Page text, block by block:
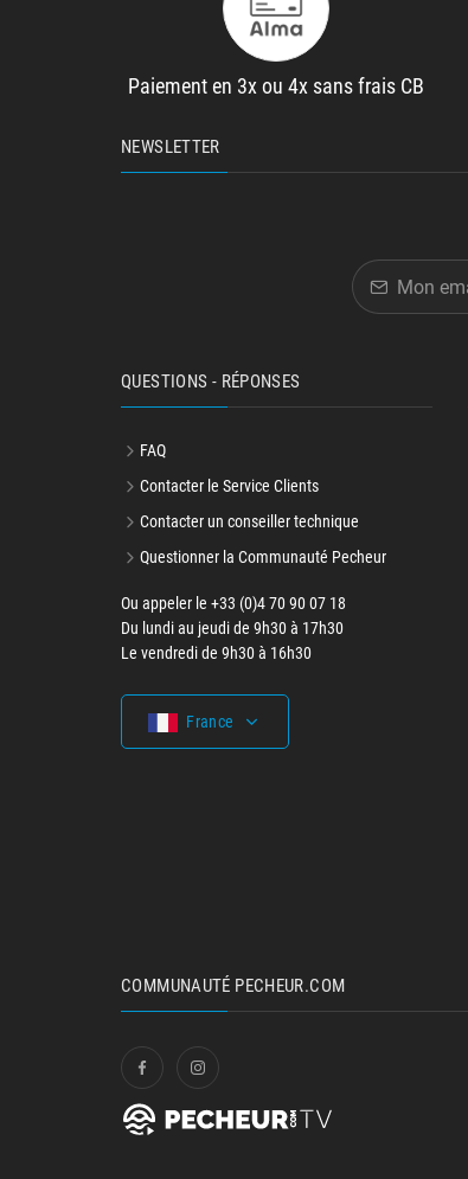
Paiement en 3x ou 4x sans frais CB
NEWSLETTER
QUESTIONS - RÉPONSES
FAQ
Contacter le Service Clients
Contacter un conseiller technique
Questionner la Communauté Pecheur
Ou appeler le +33 (0)4 70 90 07 18
Du lundi au jeudi de 9h30 à 17h30
Le vendredi de 9h30 à 16h30
France
COMMUNAUTÉ PECHEUR.COM